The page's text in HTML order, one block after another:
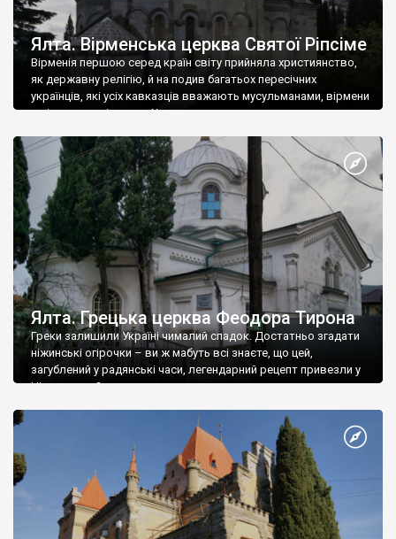
Ялта. Вірменська церква Святої Ріпсіме
Вірменія першою серед країн світу прийняла християнство,
як державну релігію, й на подив багатьох пересічних
українців, які усіх кавказців вважають мусульманами, вірмени
є відданими вірянами Христа
Ялта. Грецька церква Феодора Тирона
Греки залишили Україні чималий спадок. Достатньо згадати
ніжинські огірочки – ви ж мабуть всі знаєте, що цей,
загублений у радянські часи, легендарний рецепт привезли у
Ніжин греки?